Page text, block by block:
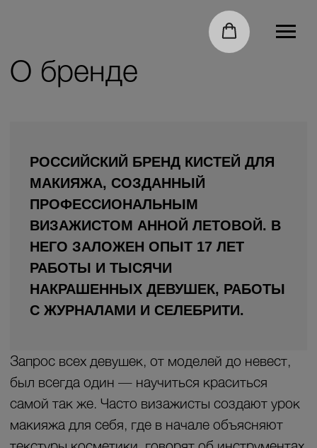
ВИЗАЖИСТОМ АННОЙ ЛЕТОВОЙ. В
НЕГО ЗАЛОЖЕН ОПЫТ 17 ЛЕТ
РАБОТЫ И ТЫСЯЧИ
НАКРАШЕННЫХ ДЕВУШЕК, РАБОТЫ
С ЖУРНАЛАМИ И СЕЛЕБРИТИ.
был всегда один — научиться краситься
самой так же. Часто визажисты создают урок
макияжа для себя, где в начале объясняют
текстуры косметики, говорят об инструментах
с которой сталкивались девушки — не было
понятного базового набора кистей одного
бренда: необходимо было подбирать разные
типы ворса и разные формы кистей и сложно
было понять, какая для чего нужна. Так